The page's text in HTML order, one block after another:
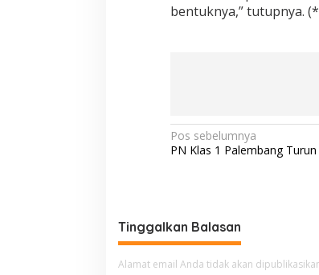
bentuknya,” tutupnya.
N
a
g
a
Pos sebelumnya
PN Klas 1 Palembang
Tinggalkan Balasan
Alamat email Anda tidak akan